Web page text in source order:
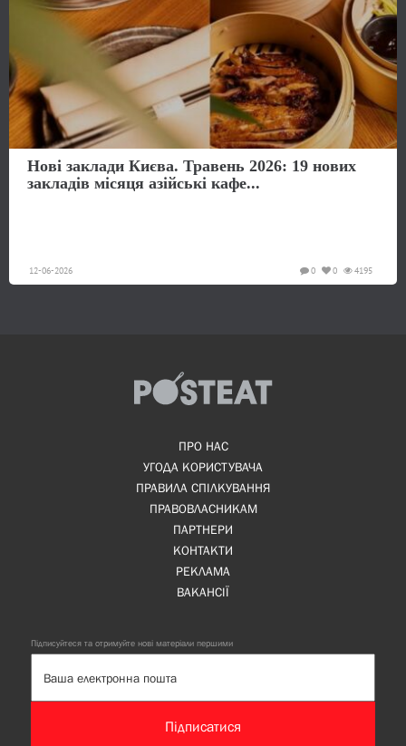
Нові заклади Києва. Травень 2026: 19 нових
закладів місяця азійські кафе...
12-06-2026 4195
0
0
ПРО НАС
УГОДА КОРИСТУВАЧА
ПРАВИЛА СПІЛКУВАННЯ
ПРАВОВЛАСНИКАМ
ПАРТНЕРИ
КОНТАКТИ
РЕКЛАМА
ВАКАНСІЇ
Підписуйтеся та отримуйте нові матеріали першими
Підписатися